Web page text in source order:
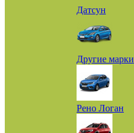
Датсун
Другие марки
Рено Логан